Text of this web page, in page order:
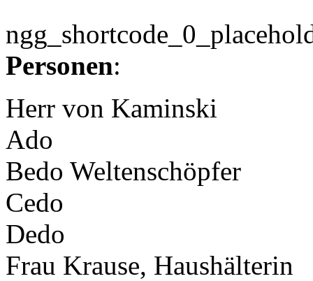
Personen:
Herr von Kaminski
Ado
Bedo Weltenschöpfer
Cedo
Dedo
Frau Krause, Haushälterin